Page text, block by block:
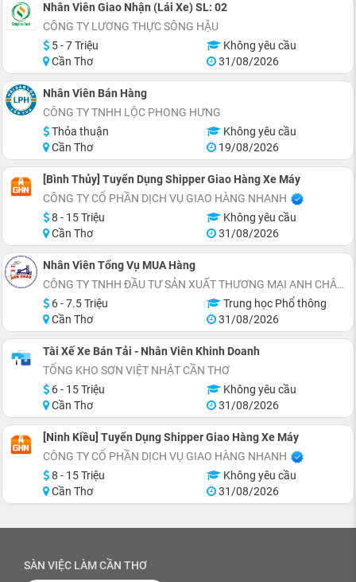
Nhân Viên Giao Nhận (Lái Xe) SL: 02
CÔNG TY LƯƠNG THỰC SÔNG HẬU
5 - 7 Triệu
Không yêu cầu
Cần Thơ
31/08/2026
Nhân Viên Bán Hàng
CÔNG TY TNHH LỘC PHONG HƯNG
Thỏa thuận
Không yêu cầu
Cần Thơ
19/08/2026
[Bình Thủy] Tuyển Dụng Shipper Giao Hàng Xe Máy
CÔNG TY CỔ PHẦN DỊCH VỤ GIAO HÀNG NHANH
8 - 15 Triệu
Không yêu cầu
Cần Thơ
31/08/2026
Nhân Viên Tổng Vụ MUA Hàng
CÔNG TY TNHH ĐẦU TƯ SẢN XUẤT THƯƠNG MẠI ANH CHÂU
6 - 7.5 Triệu
Trung học Phổ thông
Cần Thơ
31/08/2026
Tài Xế Xe Bán Tải - Nhân Viên Khinh Doanh
TỔNG KHO SƠN VIỆT NHẬT CẦN THƠ
6 - 15 Triệu
Không yêu cầu
Cần Thơ
31/08/2026
[Ninh Kiều] Tuyển Dụng Shipper Giao Hàng Xe Máy
CÔNG TY CỔ PHẦN DỊCH VỤ GIAO HÀNG NHANH
8 - 15 Triệu
Không yêu cầu
Cần Thơ
31/08/2026
SÀN VIỆC LÀM CẦN THƠ